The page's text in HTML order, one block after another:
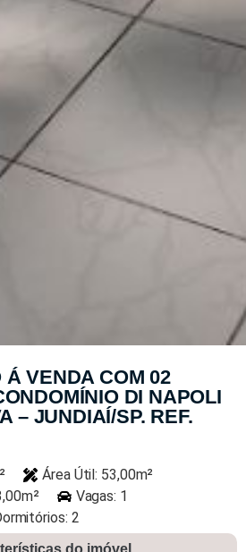
Á VENDA COM 02
DI NAPOLI
– JUNDIAÍ/SP. REF.
Área Útil: 53,00m²
Vagas: 1
2
do imóvel